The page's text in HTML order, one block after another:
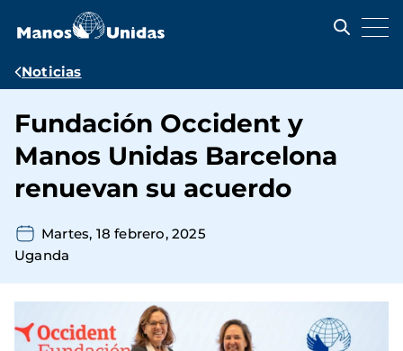
contenido
Ruta
navegación
Noticias
Fundación Occident y
Manos Unidas Barcelona
renuevan su acuerdo
Martes, 18 febrero, 2025
Uganda